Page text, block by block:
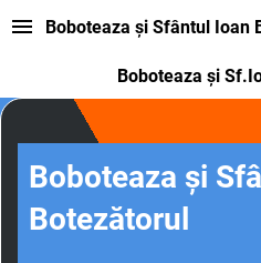
Boboteaza și Sfântul Ioan
Boboteaza și
Boboteaza și
Botezătorul